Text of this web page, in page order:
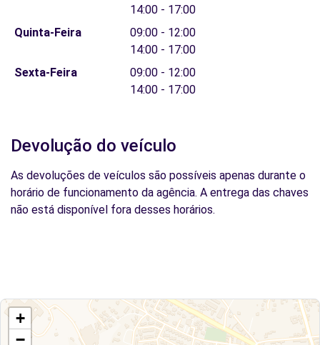
14:00 - 17:00
Quinta-Feira
09:00 - 12:00
14:00 - 17:00
Sexta-Feira
09:00 - 12:00
14:00 - 17:00
Devolução do veículo
As devoluções de veículos são possíveis apenas durante o
horário de funcionamento da agência. A entrega das chaves
não está disponível fora desses horários.
+
−